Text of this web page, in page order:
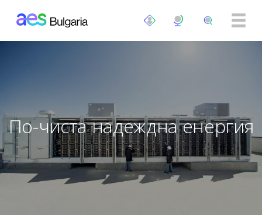
По-чиста надеждна енергия